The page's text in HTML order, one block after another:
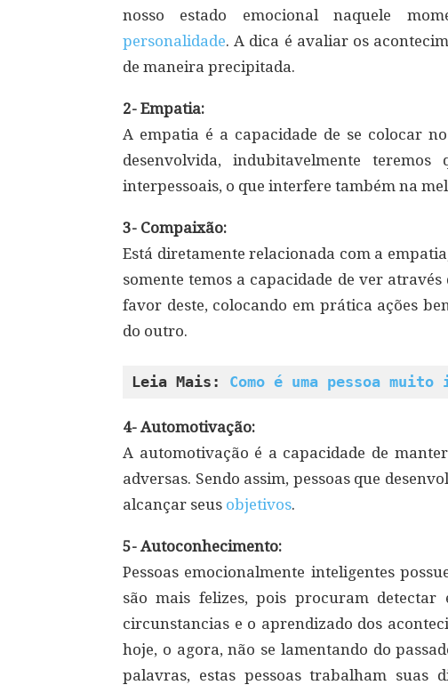
nosso estado emocional naquele
personalidade. A dica é avaliar os
de maneira precipitada.
2- Empatia:
A empatia é a capacidade de se colocar
desenvolvida, indubitavelmente teremos
interpessoais, o que interfere também na
3- Compaixão:
Está diretamente relacionada com a
somente temos a capacidade de ver
favor deste, colocando em prática ações
do outro.
Leia Mais: Como é uma pessoa
4- Automotivação:
A automotivação é a capacidade de
adversas. Sendo assim, pessoas que
alcançar seus objetivos.
5- Autoconhecimento:
Pessoas emocionalmente inteligentes
são mais felizes, pois procuram
circunstancias e o aprendizado dos
hoje, o agora, não se lamentando do
palavras, estas pessoas trabalham suas